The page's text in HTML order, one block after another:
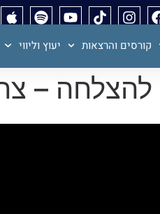
קורסים והרצאות יעוץ וליווי
– צחי